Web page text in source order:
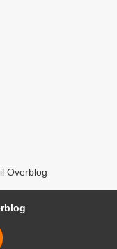
Overblog